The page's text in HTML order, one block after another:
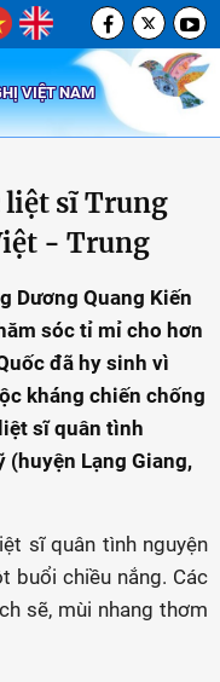
VIỆT NAM
liệt sĩ Trung
- Trung
Dương Quang Kiến
sóc tỉ mỉ cho hơn
đã hy sinh vì
kháng chiến chống
sĩ quân tình
(huyện Lạng Giang,
sĩ quân tình nguyện
buổi chiều nắng. Các
sẽ, mùi nhang thơm